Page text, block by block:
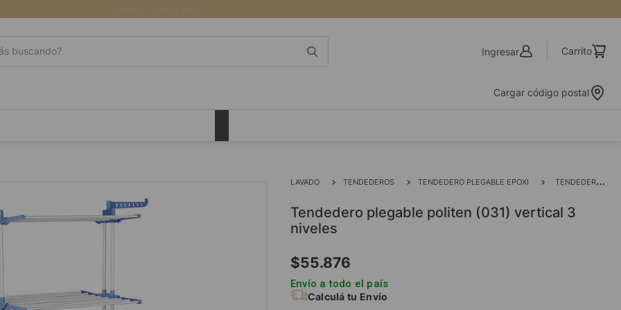
buscando?
Ingresar
Cargar código postal
LAVADO TENDEDEROS TENDEDERO PLEGABLE EPOXI TENDEDERO PLEGABLE POLITEN (031) VERTICAL 3 NIVELES
tendedero plegable politen (031) vertical 3
niveles
$55.876
Envío a todo el país
Calculá tu Envío